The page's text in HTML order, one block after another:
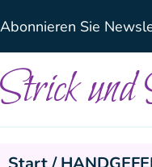
Abonnieren Sie
Strick und